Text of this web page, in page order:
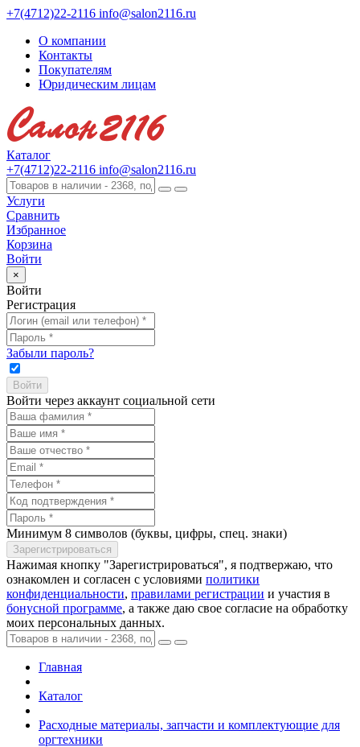
+7(4712)22-2116 info@salon2116.ru
О компании
Контакты
Покупателям
Юридическим лицам
Каталог
+7(4712)22-2116 info@salon2116.ru
Услуги
Сравнить
Избранное
Корзина
Войти
×
Войти
Регистрация
Забыли пароль?
Войти через аккаунт социальной сети
Минимум 8 символов (буквы, цифры, спец. знаки)
Нажимая кнопку "Зарегистрироваться", я подтвержаю, что
ознакомлен и согласен с условиями политики
конфиденциальности, правилами регистрации и участия в
бонусной программе, а также даю свое согласие на обработку
моих персональных данных.
Главная
Каталог
Расходные материалы, запчасти и комплектующие для
оргтехники